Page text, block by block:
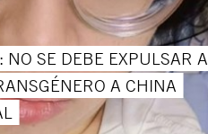
NO SE DEBE EXPULSAR A
A CHINA